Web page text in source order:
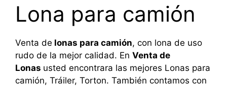
Lona para camión
Venta de lonas para camión, con lona de uso
rudo de la mejor calidad. En Venta de
Lonas usted encontrara las mejores Lonas para
camión, Tráiler, Torton. También contamos con